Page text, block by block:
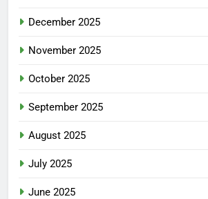
December 2025
November 2025
October 2025
September 2025
August 2025
July 2025
June 2025